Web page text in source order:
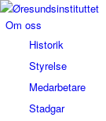
Om oss
Historik
Styrelse
Medarbetare
Stadgar